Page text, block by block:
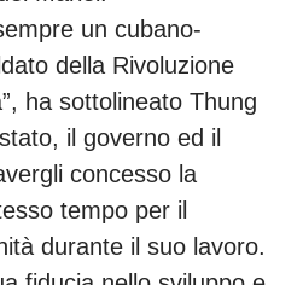
un cubano-
della Rivoluzione
ha sottolineato Thung
il governo ed il
concesso la
tempo per il
durante il suo lavoro.